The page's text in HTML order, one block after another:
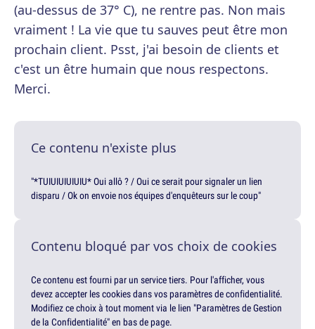
(au-dessus de 37° C), ne rentre pas. Non mais
vraiment ! La vie que tu sauves peut être mon
prochain client. Psst, j'ai besoin de clients et
c'est un être humain que nous respectons.
Merci.
Ce contenu n'existe plus
"*TUIUIUIUIUIU* Oui allô ? / Oui ce serait pour signaler un lien
disparu / Ok on envoie nos équipes d'enquêteurs sur le coup"
Contenu bloqué par vos choix de cookies
Ce contenu est fourni par un service tiers. Pour l'afficher, vous
devez accepter les cookies dans vos paramètres de confidentialité.
Modifiez ce choix à tout moment via le lien "Paramètres de Gestion
de la Confidentialité" en bas de page.